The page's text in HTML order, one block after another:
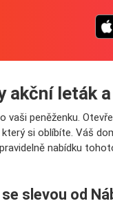
akční leták
vaši peněženku.
si oblíbíte. Váš
nabídku
slevou od